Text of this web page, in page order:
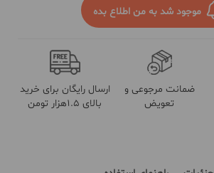
موجود شد به من اطلاع بده
ضمانت مرجوعی و
تعویض
ارسال رایگان برای خرید
بالای 1.5هزار تومن